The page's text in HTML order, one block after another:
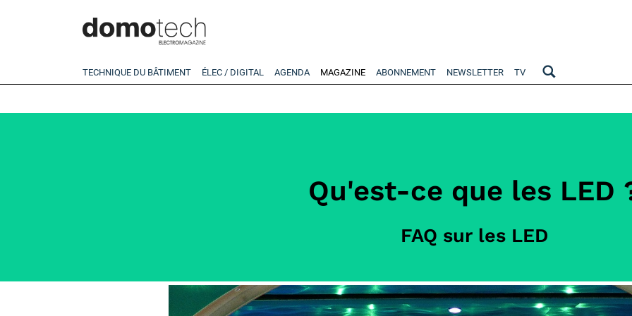
TECHNIQUE DU BÂTIMENT ÉLEC / DIGITAL AGENDA MAGAZINE ABONNEMENT NEWSLETTER TV
Qu'est-ce que les LED
FAQ sur les LED